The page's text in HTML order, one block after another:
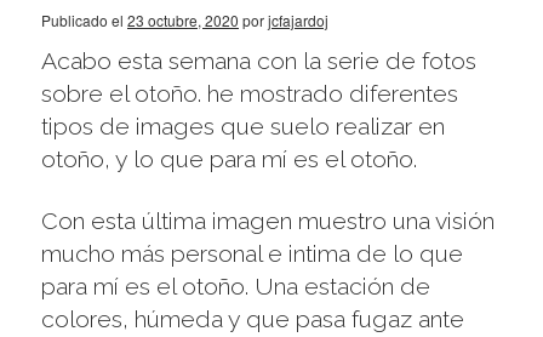
Publicado el 23 octubre, 2020 porjcfajardoj
Acabo esta semana con la serie de fotos
sobre el otoño. he mostrado diferentes
tipos de images que suelo realizar en
otoño, y lo que para mí es el otoño.
Con esta última imagen muestro una visión
mucho más personal e intima de lo que
para mí es el otoño. Una estación de
colores, húmeda y que pasa fugaz ante